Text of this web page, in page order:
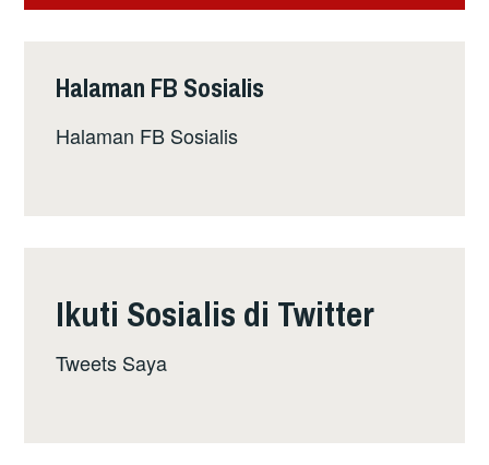
Halaman FB Sosialis
Halaman FB Sosialis
Ikuti Sosialis di Twitter
Tweets Saya